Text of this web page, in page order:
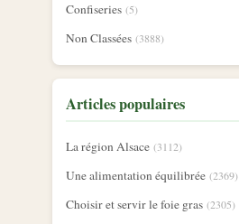
Confiseries (5)
Non Classées (3888)
Articles populaires
La région Alsace (3112)
Une alimentation équilibrée (2369)
Choisir et servir le foie gras (2305)